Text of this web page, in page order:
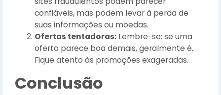
confiáveis, mas podem levar à perda de
suas informações ou moedas.
Ofertas tentadoras: Lembre-se: se uma
oferta parece boa demais, geralmente é.
Fique atento às promoções exageradas.
Conclusão